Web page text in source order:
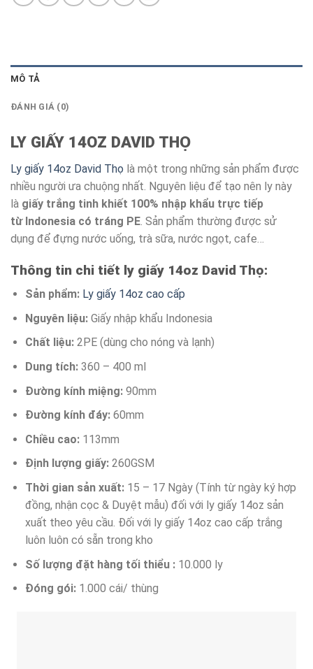
MÔ TẢ
ĐÁNH GIÁ (0)
LY GIẤY 14OZ DAVID THỌ
Ly giấy 14oz David Thọ là một trong những sản phẩm được
nhiều người ưa chuộng nhất. Nguyên liệu để tạo nên ly này
là giấy trắng tinh khiết 100% nhập khẩu trực tiếp
từ Indonesia có tráng PE. Sản phẩm thường được sử
dụng để đựng nước uống, trà sữa, nước ngọt, cafe…
Thông tin chi tiết ly giấy 14oz David Thọ:
Sản phẩm: Ly giấy 14oz cao cấp
Nguyên liệu: Giấy nhập khẩu Indonesia
Chất liệu: 2PE (dùng cho nóng và lạnh)
Dung tích: 360 – 400 ml
Đường kính miệng: 90mm
Đường kính đáy: 60mm
Chiều cao: 113mm
Định lượng giấy:260GSM
Thời gian sản xuất:15 – 17 Ngày (Tính từ ngày ký hợp
đồng, nhận cọc & Duyệt mẫu) đối với ly giấy 14oz sản
xuất theo yêu cầu. Đối với ly giấy 14oz cao cấp trắng
luôn luôn có sẵn trong kho
Số lượng đặt hàng tối thiểu : 10.000 ly
Đóng gói:1.000 cái/ thùng